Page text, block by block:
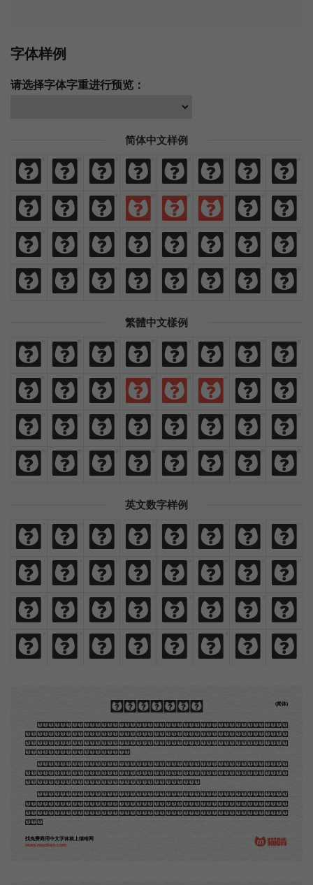
字体样例
请选择字体字重进行预览：
简体中文样例
免 费 商
商 业
业 汉 语 字
字 体
体
欢 迎 来 猫 啃 网 设 计
热 爱 与 执 着 时 间 里
闪 烁 灿
灿 烂
烂 鲜 艳 绚
绚 丽
丽
繁體中文樣例
免 費 商 業 漢 語 字 體
歡 迎 來 貓 啃 網 設 計
熱 愛 與
與 執
執 著 時 間
間 裡
裡
閃 爍 燦
燦 爛
爛 鮮 豔 絢
絢 麗
麗
英文数字样例
A B C D E F G H
I J K L M N O P
0 1 2 3 4 5 6 7
8 9 ! @ # $ , .
木刻创作法·序
地不问东西，凡木刻的图版，向来是画管画，刻管刻，印管印的。中国用得最早，而照例也久经衰
退；清光绪中，英人傅兰雅氏编印《格致汇编》，插图就已非中国刻工所能刻，精细的必需由英国运了
图版来。那就是所谓「木口木刻」，也即「复制木刻」，和用在编给印度人读的英文书，后来也就移给
中国人读的英文书上的插画，是同类的。
那时我还是一个儿童，见了这些图，便震惊于它的精工活泼，当作宝贝看。到近几年，才知道西洋
还有一种由画家一手造成的版画，也就是原画，倘用木版，便叫作「创作木刻」，是艺术家直接的创作
品，毫不假手于刻者和印者的。现在我们所要绍介的，便是这一种。
但是至今没有一本讲说木刻的书，这才是第一本。虽然稍简略，却已经给了读者一个大意。由此发
展下去，路是广大得很。题材会丰富起来的，技艺也会精炼起来的，采取新法，加以中国旧日之所长，
还有开出一条新的路径来的希望。那时作者各将自己的本领和心得，贡献出来，中国的木刻界就会发生
光焰。
(简体)
找免费商用中文字体就上猫啃网
www.maoken.com